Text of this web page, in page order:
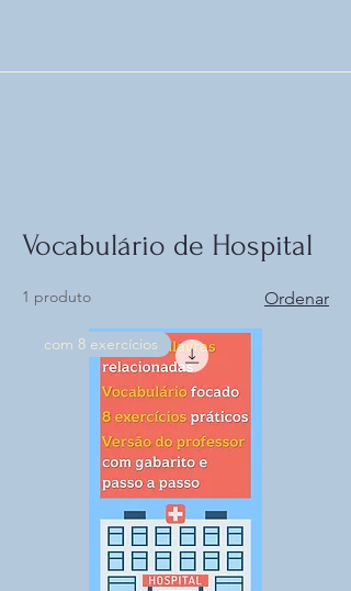
Vocabulário de Hospital
1 produto Ordenar
com 8 exercícios